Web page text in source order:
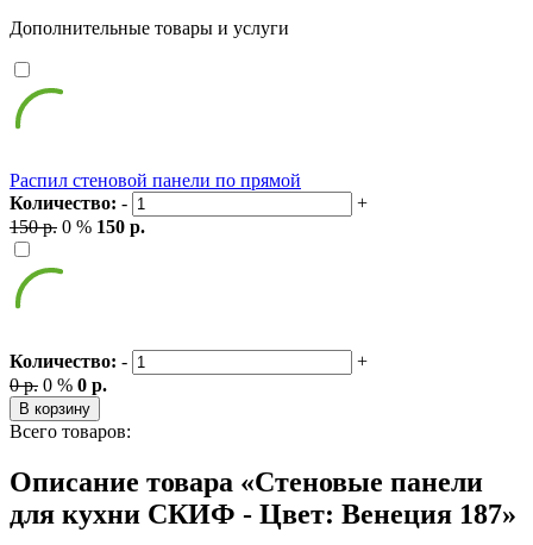
Дополнительные товары и услуги
Распил стеновой панели по прямой
Количество: -
+
150 р. 0 % 150 р.
Количество: -
+
0 р. 0 % 0 р.
В корзину
Всего товаров:
Описание товара «Стеновые панели
для кухни СКИФ - Цвет: Венеция 187»